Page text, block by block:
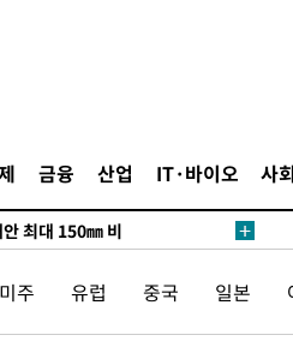
금융 산업 IT·바이오 사회
나스닥 1.3%↑
최대 150㎜ 비
나스닥 1.3%↑
최대 150㎜ 비
미주 유럽 중국 일본